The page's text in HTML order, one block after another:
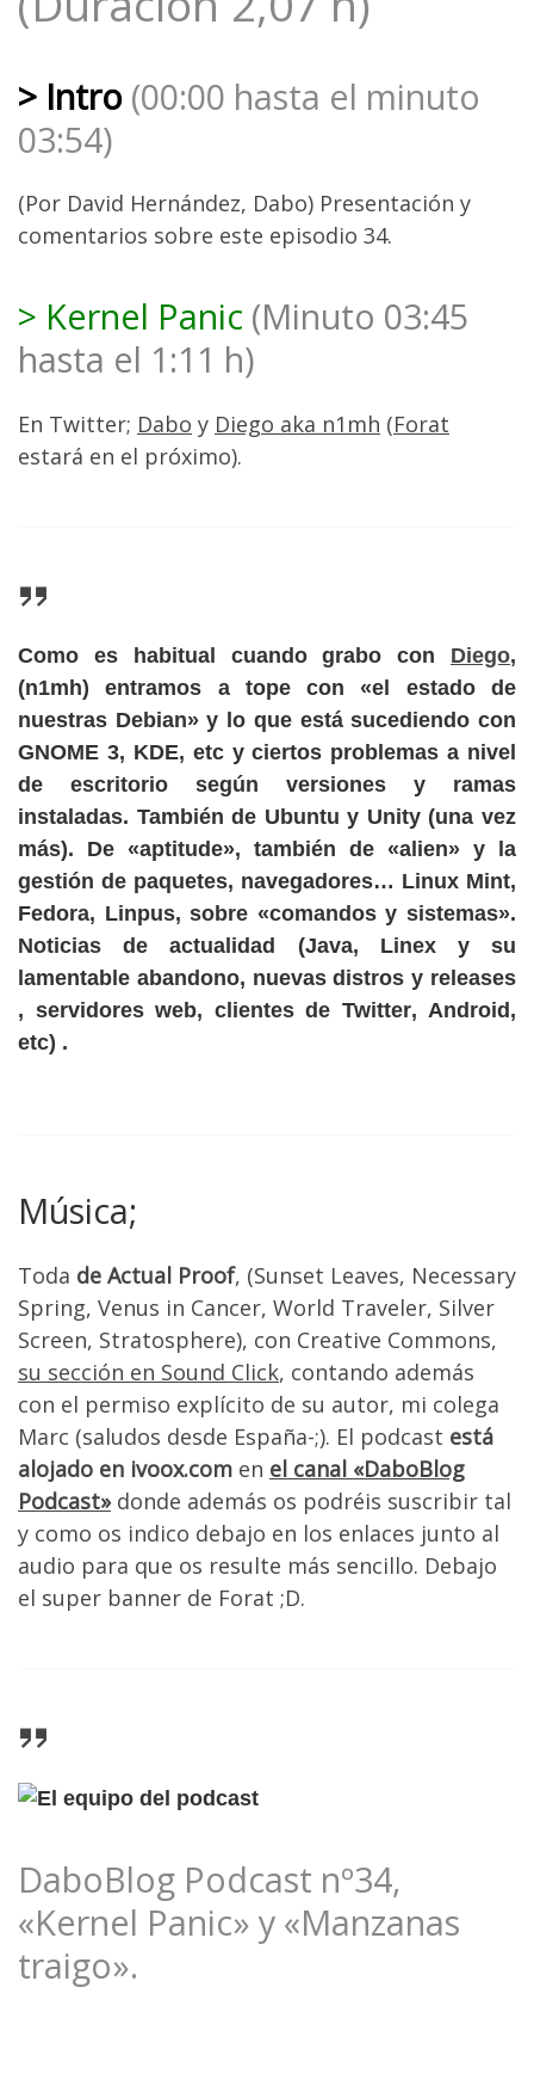
> Intro (00:00 hasta el minuto
03:54)
(Por David Hernández, Dabo) Presentación y
comentarios sobre este episodio 34.
> Kernel Panic (Minuto 03:45
hasta el 1:11 h)
En Twitter; Dabo y Diego aka n1mh (Forat
estará en el próximo).
Como es habitual cuando grabo con Diego,
(n1mh) entramos a tope con «el estado de
nuestras Debian» y lo que está sucediendo con
GNOME 3, KDE, etc y ciertos problemas a nivel
de escritorio según versiones y ramas
instaladas. También de Ubuntu y Unity (una vez
más). De «aptitude», también de «alien» y la
gestión de paquetes, navegadores… Linux Mint,
Fedora, Linpus, sobre «comandos y sistemas».
Noticias deactualidad
(Java, Linex y su
lamentable abandono, nuevas distros y releases
, servidores web, clientes de Twitter, Android ,
etc) .
Música;
Toda de Actual Proof, (Sunset Leaves, Necessary
Spring, Venus in Cancer, World Traveler, Silver
Screen, Stratosphere), con Creative Commons,
su sección en Sound Click, contando además
con el permiso explícito de su autor, mi colega
Marc (saludos desde España-;). El podcast está
alojado en ivoox.com en el canal «DaboBlog
Podcast»donde además os podréis suscribir tal
y como os indico debajo en los enlaces junto al
audio para que os resulte más sencillo. Debajo
el super banner de Forat ;D.
DaboBlog Podcast nº34,
«Kernel Panic» y «Manzanas
traigo».